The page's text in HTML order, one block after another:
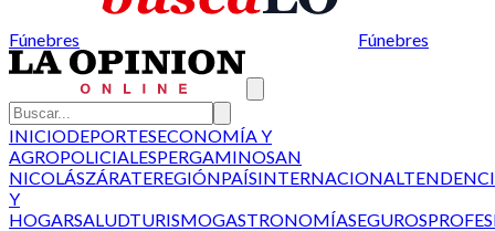
Fúnebres Fúnebres
INICIODEPORTESECONOMÍA Y
AGROPOLICIALESPERGAMINOSAN
NICOLÁSZÁRATEREGIÓNPAÍSINTERNACIONAL
Y
HOGARSALUDTURISMOGASTRONOMÍASEGUROS